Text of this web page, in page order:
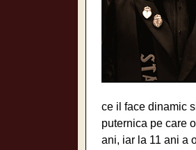
ce il face dinamic
puternica pe care
ani, iar la 11 ani a